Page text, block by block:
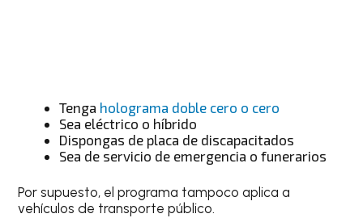
Tenga holograma doble cero o cero
Sea eléctrico o híbrido
Dispongas de placa de discapacitados
Sea de servicio de emergencia o funerarios
Por supuesto, el programa tampoco aplica a
vehículos de transporte público.